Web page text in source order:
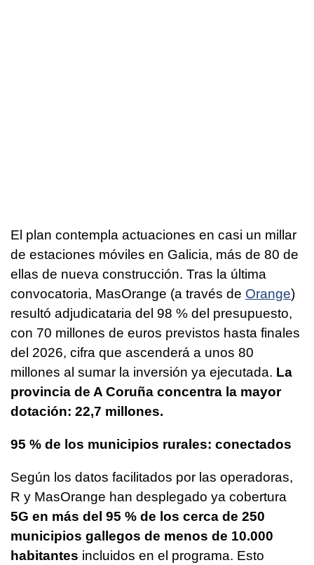
El plan contempla actuaciones en casi un millar
de estaciones móviles en Galicia, más de 80 de
ellas de nueva construcción. Tras la última
convocatoria, MasOrange (a través de Orange)
resultó adjudicataria del 98 % del presupuesto,
con 70 millones de euros previstos hasta finales
del 2026, cifra que ascenderá a unos 80
millones al sumar la inversión ya ejecutada. La
provincia de A Coruña concentra la mayor
dotación: 22,7 millones.
95 % de los municipios rurales: conectados
Según los datos facilitados por las operadoras,
R y MasOrange han desplegado ya cobertura
5G en más del 95 % de los cerca de 250
municipios gallegos de menos de 10.000
habitantes incluidos en el programa. Esto